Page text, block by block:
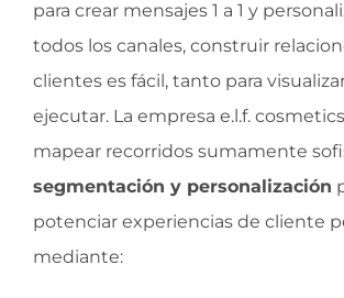
para crear mensajes 1 a 1 y
todos los canales, construir
clientes es fácil, tanto para
ejecutar. La empresa e.l.f.
mapear recorridos sumamente
segmentación y personalización
potenciar experiencias de cliente
mediante: